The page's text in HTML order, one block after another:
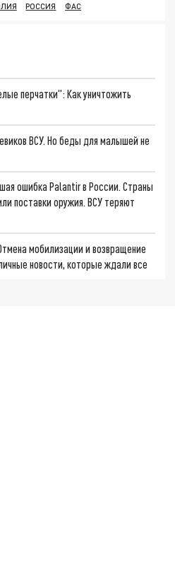
РОССИЯ ФАС
перчатки": Как уничтожить
ВСУ. Но беды для малышей не
ошибка Palantir в России. Страны
поставки оружия. ВСУ теряют
мобилизации и возвращение
новости, которые ждали все